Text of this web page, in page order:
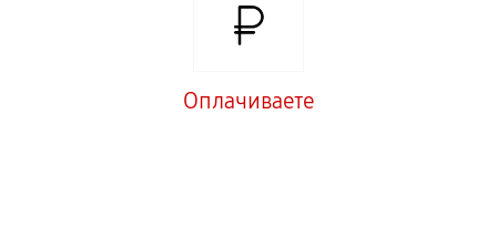
Оплачиваете